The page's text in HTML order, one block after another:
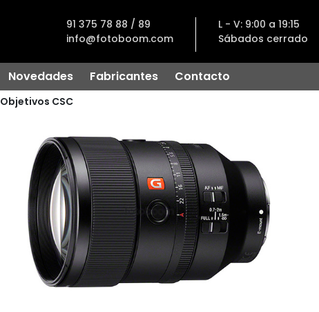
91 375 78 88 / 89
info@fotoboom.com
L - V: 9:00 a 19:15
Sábados cerrado
Novedades Fabricantes
Contacto
Objetivos CSC